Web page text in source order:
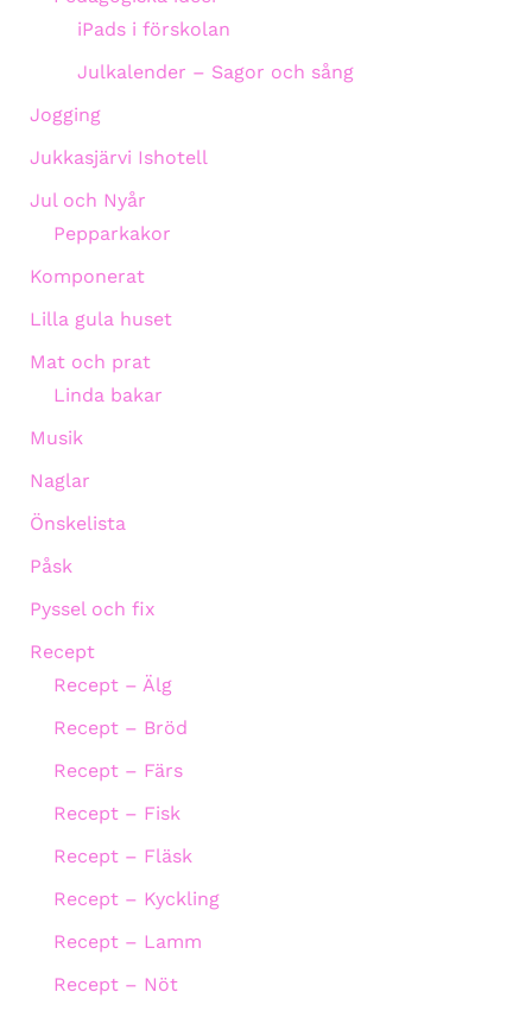
iPads i förskolan
Julkalender – Sagor och sång
Jogging
Jukkasjärvi Ishotell
Jul och Nyår
Pepparkakor
Komponerat
Lilla gula huset
Mat och prat
Linda bakar
Musik
Naglar
Önskelista
Påsk
Pyssel och fix
Recept
Recept – Älg
Recept – Bröd
Recept – Färs
Recept – Fisk
Recept – Fläsk
Recept – Kyckling
Recept – Lamm
Recept – Nöt